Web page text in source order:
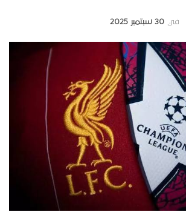
في 30 سبتمبر 2025